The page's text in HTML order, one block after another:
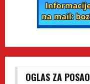
OGLAS ZA POSAO